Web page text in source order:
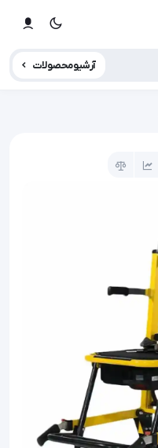
آرشیو محصولات